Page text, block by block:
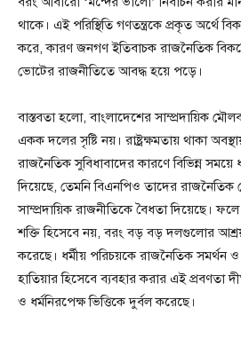
থাকে। এই পরিস্থিতি গণতন্ত্রকে প্রকৃত অর্থে
করে, কারণ জনগণ ইতিবাচক রাজনৈতিক
ভোটের রাজনীতিতে আবদ্ধ হয়ে পড়ে।
বাস্তবতা হলো, বাংলাদেশের সাম্প্রদায়িক
একক দলের সৃষ্টি নয়। রাষ্ট্রক্ষমতায় থাকা
রাজনৈতিক সুবিধাবাদের কারণে বিভিন্ন সময়ে
দিয়েছে, তেমনি বিএনপিও তাদের
সাম্প্রদায়িক রাজনীতিকে বৈধতা দিয়েছে।
শক্তি হিসেবে নয়, বরং বড় বড় দলগুলোর আশ্রয়
করেছে। ধর্মীয় পরিচয়কে রাজনৈতিক সমর্থন
হাতিয়ার হিসেবে ব্যবহার করার এই প্রবণতা
ও ধর্মনিরপেক্ষ ভিত্তিকে দুর্বল করেছে।